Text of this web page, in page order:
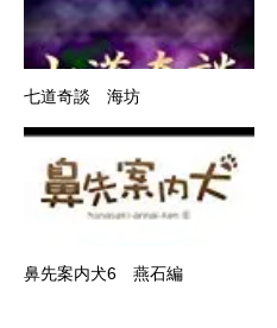
七道奇談 海坊
鼻先案内犬6 燕石編